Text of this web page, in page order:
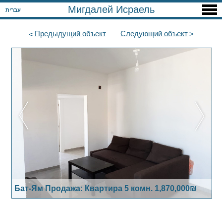
עברית Мигдалей Исраель
Предыдущийобъект Следующийобъект
Бат-Ям Продажа: Квартира 5 комн. 1,870,000₪